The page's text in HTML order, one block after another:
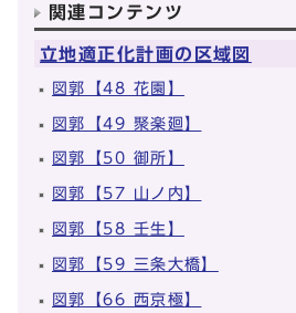
関連コンテンツ
立地適正化計画の区域図
図郭【48 花園】
図郭【49 聚楽廻】
図郭【50 御所】
図郭【57 山ノ内】
図郭【58 壬生】
図郭【59 三条大橋】
図郭【66 西京極】